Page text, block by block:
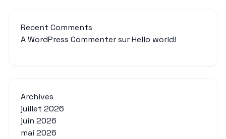
Recent Comments
A WordPress CommentersurHello world!
Archives
juillet 2026
juin 2026
mai 2026